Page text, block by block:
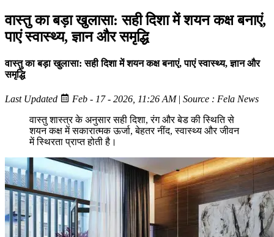
वास्तु का बड़ा खुलासा: सही दिशा में शयन कक्ष बनाएं,
पाएं स्वास्थ्य, ज्ञान और समृद्धि
वास्तु का बड़ा खुलासा: सही दिशा में शयन कक्ष बनाएं, पाएं स्वास्थ्य, ज्ञान और
समृद्धि
Last Updated Feb - 17 - 2026, 11:26 AM| Source : Fela News
वास्तु शास्त्र के अनुसार सही दिशा, रंग और बेड की स्थिति से
शयन कक्ष में सकारात्मक ऊर्जा, बेहतर नींद, स्वास्थ्य और जीवन
में स्थिरता प्राप्त होती है।